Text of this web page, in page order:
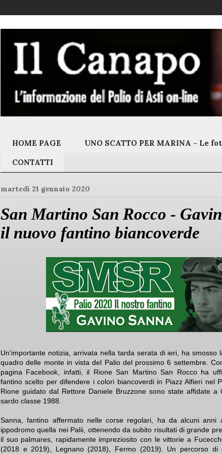
HOME PAGE UNO SCATTO PER MARINA - Le
CONTATTI
martedì 21 gennaio 2020
San Martino San Rocco -
il nuovo fantino biancoverde
Un'importante notizia, arrivata nella tarda serata di ieri, ha smosso
quadro delle monte in vista del Palio del prossimo 6 settembre.
pagina Facebook, infatti, il Rione San Martino San Rocco ha
fantino scelto per difendere i colori biancoverdi in Piazz Alfieri nel
Rione guidato dal Rettore Daniele Bruzzone sono state affidate a
sardo classe 1988.
Sanna, fantino affermato nelle corse regolari, ha da alcuni anni
ippodromo quella nei Palii, ottenendo da subito risultati di grande
il suo palmares, rapidamente impreziosito con le vittorie a
(2018 e 2019), Legnano (2018), Fermo (2019). Un percorso di